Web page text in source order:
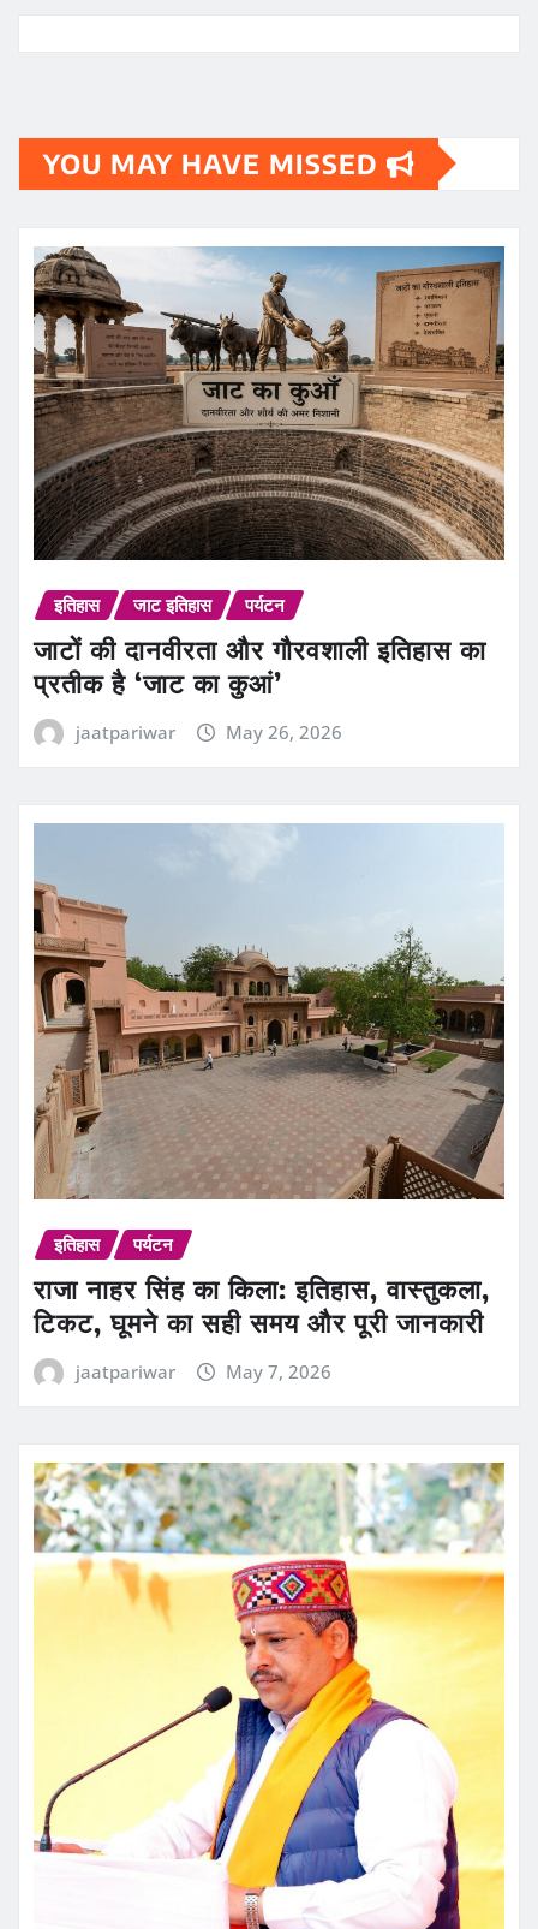
YOU MAY HAVE MISSED
इतिहास जाट इतिहास पर्यटन
जाटों की दानवीरता और गौरवशाली इतिहास का
प्रतीक है ‘जाट का कुआं’
jaatpariwar May 26, 2026
इतिहास पर्यटन
राजा नाहर सिंह का किला: इतिहास, वास्तुकला,
टिकट, घूमने का सही समय और पूरी जानकारी
jaatpariwar May 7, 2026